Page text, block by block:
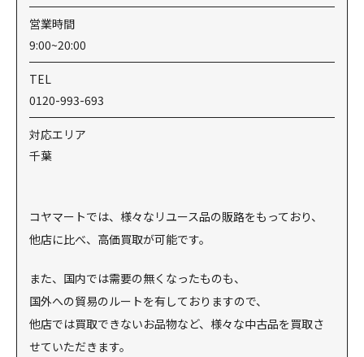
営業時間
9:00~20:00
TEL
0120-993-693
対応エリア
千葉
コヤマートでは、様々なリユース品の販路をもっており、
他店に比べ、高価買取が可能です。
また、国内では需要の無くなったものも、
国外への貿易のルートを有しておりますので、
他店では買取できないお品物など、様々な中古品を買取さ
せていただきます。